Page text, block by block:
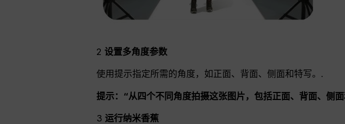
2 设置多角度参数
使用提示指定所需的角度，如正面、背面、侧面和特写。.
提示：“从四个不同角度拍摄这张图片，包括正面、背面、侧
3 运行纳米香蕉